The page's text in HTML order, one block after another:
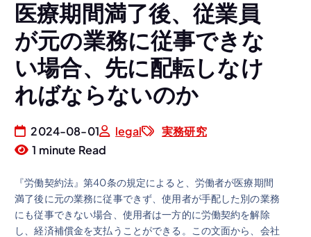
医療期間満了後、従業員
が元の業務に従事できな
い場合、先に配転しなけ
ればならないのか
2024-08-01 legal
実務研究
1 minute Read
『労働契約法』第40条の規定によると、労働者が医療期間
満了後に元の業務に従事できず、使用者が手配した別の業務
にも従事できない場合、使用者は一方的に労働契約を解除
し、経済補償金を支払うことができる。この文面から、会社